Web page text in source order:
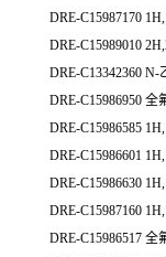
DRE-C15987170
DRE-C15989010
DRE-C13342360
DRE-C15986950 全
DRE-C15986585
DRE-C15986601
DRE-C15986630
DRE-C15987160
DRE-C15986517 全